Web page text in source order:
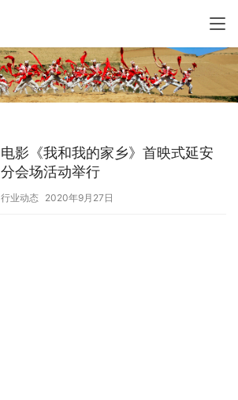
电影《我和我的家乡》首映式延安
分会场活动举行
行业动态 2020年9月27日